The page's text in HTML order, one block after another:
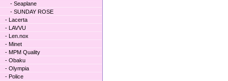
- Seaplane
- SUNDAY ROSE
- Lacerta
- LAVVU
- Len.nox
- Minet
- MPM Quality
- Obaku
- Olympia
- Police